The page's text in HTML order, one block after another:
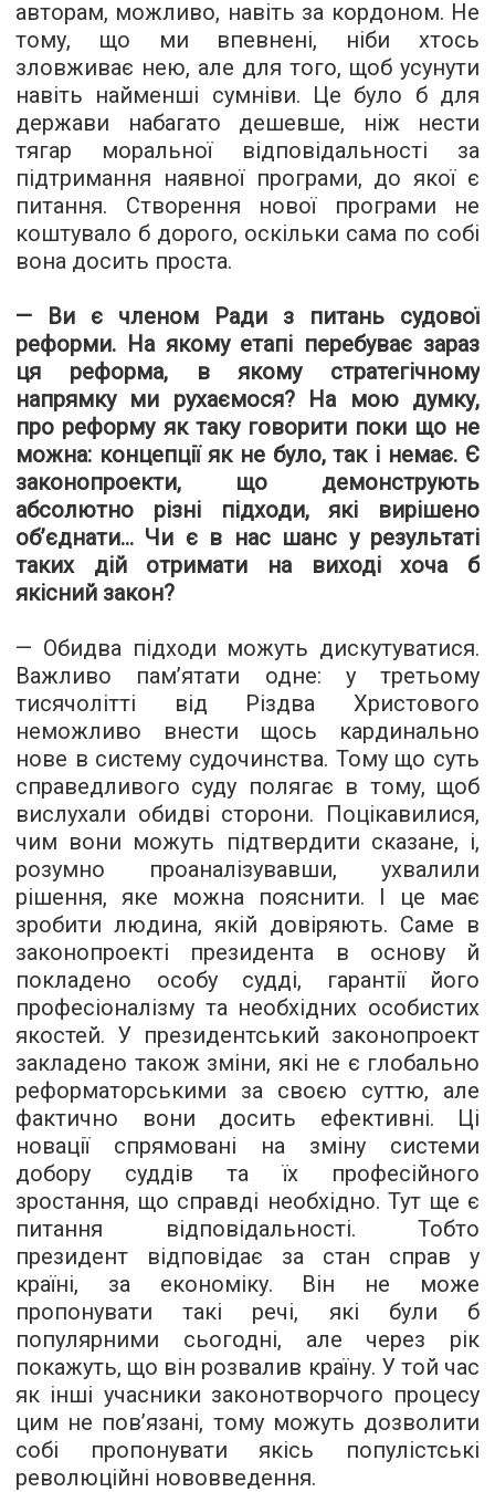
авторам, можливо, навіть за кордоном. Не
тому, що ми впевнені, ніби хтось
зловживає нею, але для того, щоб усунути
навіть найменші сумніви. Це було б для
держави набагато дешевше, ніж нести
тягар моральної відповідальності за
підтримання наявної програми, до якої є
питання. Створення нової програми не
коштувало б дорого, оскільки сама по собі
вона досить проста.
— Ви є членом Ради з питань судової
реформи. На якому етапі перебуває зараз
ця реформа, в якому стратегічному
напрямку ми рухаємося? На мою думку,
про реформу як таку говорити поки що не
можна: концепції як не було, так і немає. Є
законопроекти, що демонструють
абсолютно різні підходи, які вирішено
об’єднати... Чи є в нас шанс у результаті
таких дій отримати на виході хоча б
якісний закон?
— Обидва підходи можуть дискутуватися.
Важливо пам’ятати одне: у третьому
тисячолітті від Різдва Христового
неможливо внести щось кардинально
нове в систему судочинства. Тому що суть
справедливого суду полягає в тому, щоб
вислухали обидві сторони. Поцікавилися,
чим вони можуть підтвердити сказане, і,
розумно проаналізувавши, ухвалили
рішення, яке можна пояснити. І це має
зробити людина, якій довіряють. Саме в
законопроекті президента в основу й
покладено особу судді, гарантії його
професіоналізму та необхідних особистих
якостей. У президентський законопроект
закладено також зміни, які не є глобально
реформаторськими за своєю суттю, але
фактично вони досить ефективні. Ці
новації спрямовані на зміну системи
добору суддів та їх професійного
зростання, що справді необхідно. Тут ще є
питання відповідальності. Тобто
президент відповідає за стан справ у
країні, за економіку. Він не може
пропонувати такі речі, які були б
популярними сьогодні, але через рік
покажуть, що він розвалив країну. У той час
як інші учасники законотворчого процесу
цим не пов’язані, тому можуть дозволити
собі пропонувати якісь популістські
революційні нововведення.